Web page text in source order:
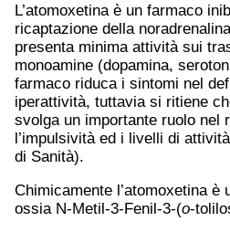
L’atomoxetina è un farmaco
ricaptazione della
presenta minima attività sui
monoamine (dopamina,
farmaco riduca i sintomi nel
iperattività, tuttavia si ritiene
svolga un importante ruolo nel
l’impulsività ed i livelli di
di Sanità).
Chimicamente l’atomoxetina è
ossia N-Metil-3-Fenil-3-(o-